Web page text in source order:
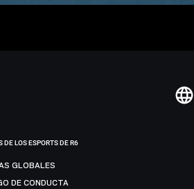
DE LOS ESPORTS DE R6
GLOBALES
DE CONDUCTA